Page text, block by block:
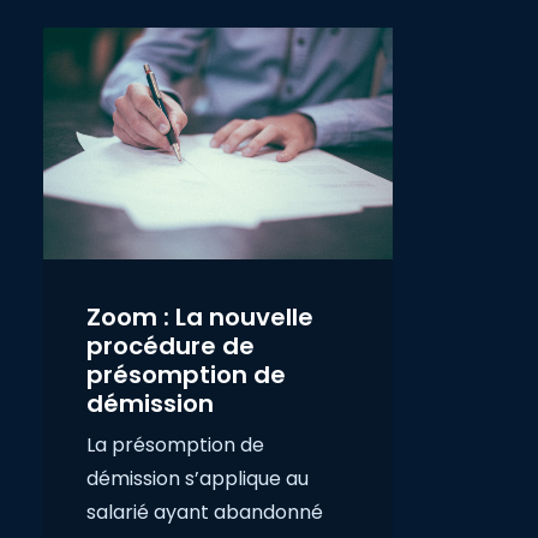
Zoom : La nouvelle
procédure de
présomption de
démission
La présomption de
démission s’applique au
salarié ayant abandonné